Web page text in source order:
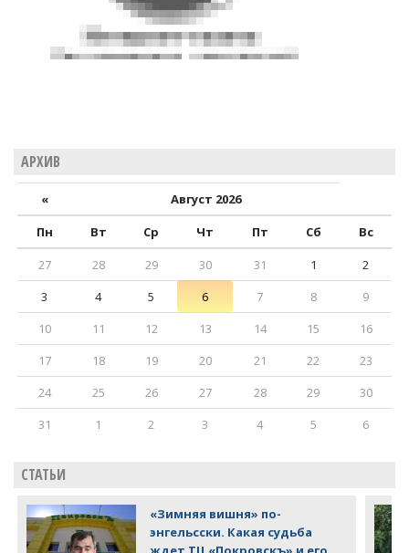
АРХИВ
«
Август 2026
Пн
Вт Ср Чт Пт Сб
Вс
27
28 29 30 31 1
2
3
4 5 6 7 8
9
10
11 12 13 14 15
16
17
18 19 20 21 22
23
24
25 26 27 28 29
30
31
1 2 3 4 5 6
СТАТЬИ
«Зимняя вишня» по-
энгельсски. Какая судьба